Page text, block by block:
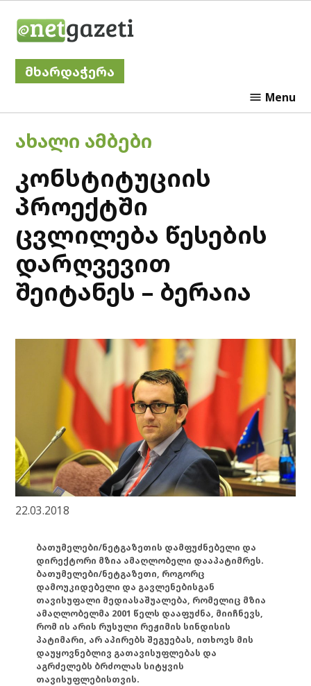
მხარდაჭერა
Menu
POSTED
ᲐᲮᲐᲚᲘ ᲐᲛᲑᲔᲑᲘ
კონსტიტუციის
პროექტში
ცვლილება წესების
დარღვევით
შეიტანეს – ბერაია
22.03.2018
ბათუმელები/ნეტგაზეთის დამფუძნებელი და
დირექტორი მზია ამაღლობელი დააპატიმრეს.
ბათუმელები/ნეტგაზეთი, როგორც
დამოუკიდებელი და გავლენებისგან
თავისუფალი მედიასაშუალება, რომელიც მზია
ამაღლობელმა 2001 წელს დააფუძნა, მიიჩნევს,
რომ ის არის რუსული რეჟიმის სინდისის
პატიმარი, არ აპირებს შეგუებას, ითხოვს მის
დაუყოვნებლივ გათავისუფლებას და
აგრძელებს ბრძოლას სიტყვის
თავისუფლებისთვის.